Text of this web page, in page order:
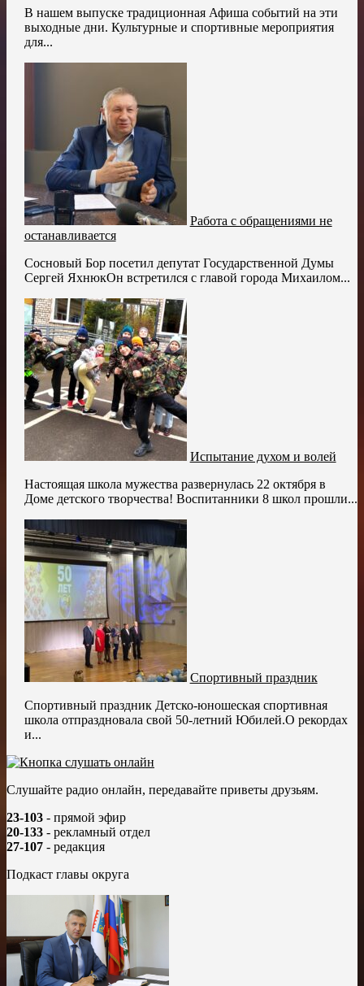
В нашем выпуске традиционная Афиша событий на эти
выходные дни. Культурные и спортивные мероприятия
для...
Работа с обращениями не
останавливается
Сосновый Бор посетил депутат Государственной Думы
Сергей ЯхнюкОн встретился с главой города Михаилом...
Испытание духом и волей
Настоящая школа мужества развернулась 22 октября в
Доме детского творчества! Воспитанники 8 школ прошли...
Спортивный праздник
Спортивный праздник Детско-юношеская спортивная
школа отпраздновала свой 50-летний Юбилей.О рекордах
и...
Слушайте радио онлайн, передавайте приветы друзьям.
23-103 - прямой эфир
20-133 - рекламный отдел
27-107 - редакция
Подкаст главы округа